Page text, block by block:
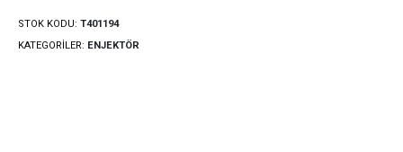
STOK KODU: T401194
KATEGORILER: ENJEKTÖR